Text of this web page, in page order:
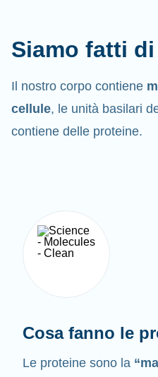
Siamo fatti
Il nostro corpo contiene
cellule, le unità basilari
contiene delle proteine.
Cosa fanno le
Le proteine sono la